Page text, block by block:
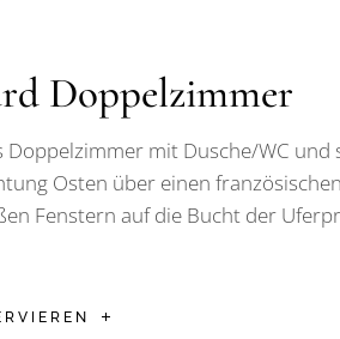
Doppelzimmer
Doppelzimmer mit Dusche/WC und
Osten über einen
Fenstern auf die Bucht der